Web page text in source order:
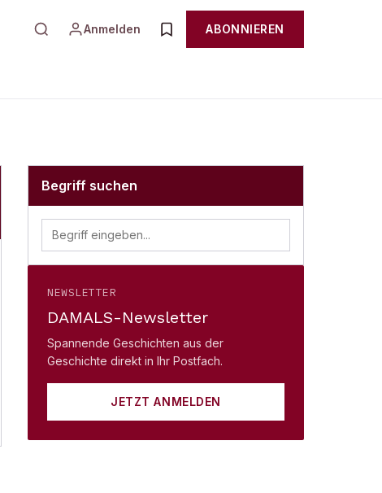
Anmelden ABONNIEREN
Begriff suchen
NEWSLETTER
DAMALS-Newsletter
Spannende Geschichten aus der
Geschichte direkt in Ihr Postfach.
JETZT ANMELDEN